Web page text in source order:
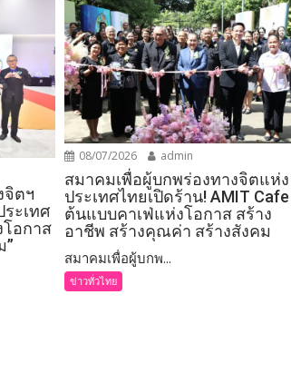
จิตฯ
ะเทศ
อกาส
”
08/07/2026 admin
สมาคมเพื่อผู้บกพร่องทางจิตแห่ง
ประเทศไทยเปิดร้าน! AMIT Cafe
ต้นแบบคาเฟ่แห่งโอกาส สร้าง
อาชีพ สร้างคุณค่า สร้างสังคม
สมาคมเพื่อผู้บกพ...
ข่าวทั่วไทย